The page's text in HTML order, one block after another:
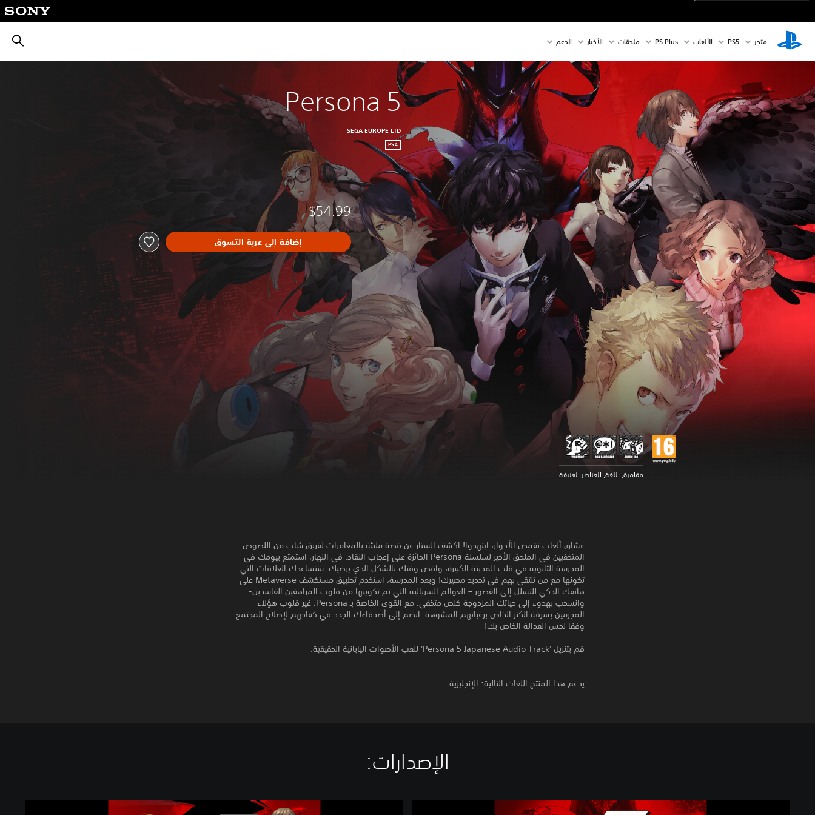
متجر PS5‏ الألعاب PS Plus ملحقات الأخبار الدعم
Persona 5
SEGA EUROPE LTD
PS4
$54.99
إضافة إلى عربة التسوق
مقامرة, اللغة, العناصر العنيفة
عشاق ألعاب تقمص الأدوار، ابتهجوا! اكشف الستار عن قصة مليئة بالمغامرات لفريق شاب من اللصوص
المتخفيين في الملحق الأخير لسلسلة Persona الحائزة على إعجاب النقاد. في النهار، استمتع بيومك في
المدرسة الثانوية في قلب المدينة الكبيرة، واقض وقتك بالشكل الذي يرضيك. ستساعدك العلاقات التي
تكونها مع من تلتقي بهم في تحديد مصيرك! وبعد المدرسة، استخدم تطبيق مستكشف Metaverse على
هاتفك الذكي للتسلل إلى القصور – العوالم السريالية التي تم تكوينها من قلوب المراهقين الفاسدين-
وانسحب بهدوء إلى حياتك المزدوجة كلص متخفي. مع القوى الخاصة بـ Persona، غير قلوب هؤلاء
المجرمين بسرقة الكنز الخاص برغباتهم المشوهة. انضم إلى أصدقاءك الجدد في كفاحهم لإصلاح المجتمع
وفقا لحس العدالة الخاص بك!
قم بتنزيل 'Persona 5 Japanese Audio Track' للعب الأصوات اليابانية الحقيقية.
يدعم هذا المنتج اللغات التالية: الإنجليزية
الإصدارات:‏